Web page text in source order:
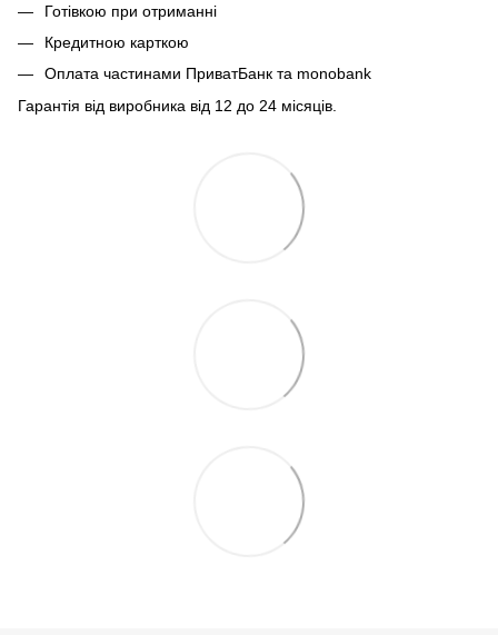
Готівкою при отриманні
Кредитною карткою
Оплата частинами ПриватБанк та monobank
Гарантія від виробника від 12 до 24 місяців.